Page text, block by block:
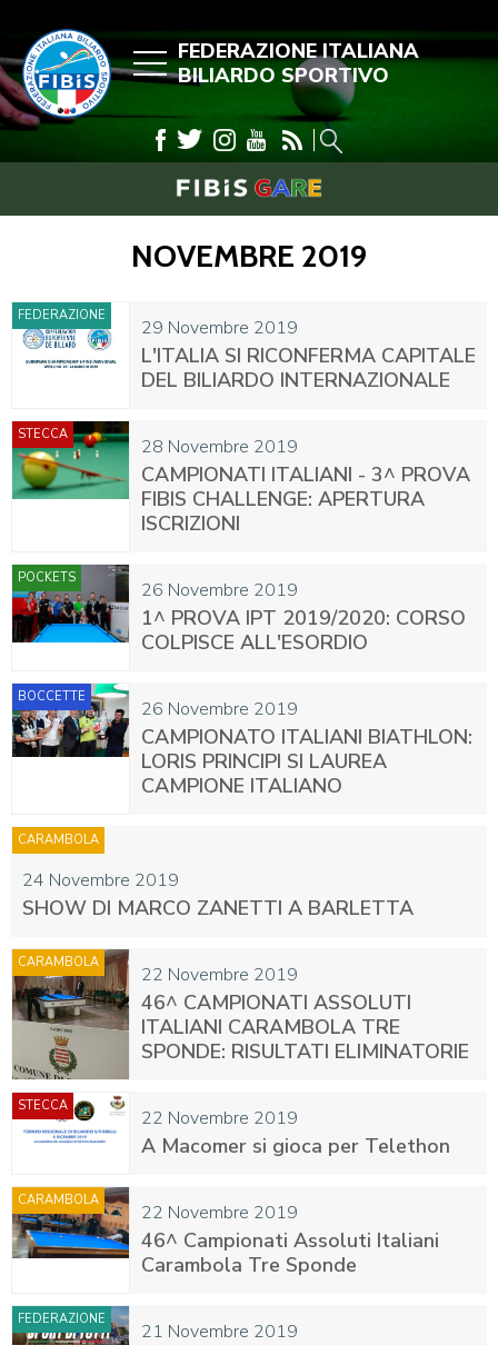
FEDERAZIONE ITALIANA
BILIARDO SPORTIVO
NOVEMBRE 2019
29 Novembre 2019
FEDERAZIONE
L'ITALIA SI RICONFERMA CAPITALE
DEL BILIARDO INTERNAZIONALE
28 Novembre 2019
STECCA
CAMPIONATI ITALIANI - 3^ PROVA
FIBIS CHALLENGE: APERTURA
ISCRIZIONI
26 Novembre 2019
POCKETS
1^ PROVA IPT 2019/2020: CORSO
COLPISCE ALL'ESORDIO
26 Novembre 2019
BOCCETTE
CAMPIONATO ITALIANI BIATHLON:
LORIS PRINCIPI SI LAUREA
CAMPIONE ITALIANO
24 Novembre 2019
CARAMBOLA
SHOW DI MARCO ZANETTI A BARLETTA
22 Novembre 2019
CARAMBOLA
46^ CAMPIONATI ASSOLUTI
ITALIANI CARAMBOLA TRE
SPONDE: RISULTATI ELIMINATORIE
22 Novembre 2019
STECCA
A Macomer si gioca per Telethon
22 Novembre 2019
CARAMBOLA
46^ Campionati Assoluti Italiani
Carambola Tre Sponde
21 Novembre 2019
FEDERAZIONE